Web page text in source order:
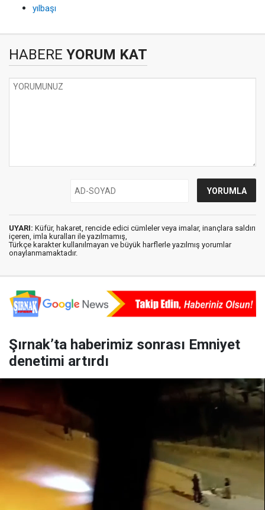
yılbaşı
HABERE YORUM KAT
UYARI: Küfür, hakaret, rencide edici cümleler veya imalar, inançlara saldırı
içeren, imla kuralları ile yazılmamış,
Türkçe karakter kullanılmayan ve büyük harflerle yazılmış yorumlar
onaylanmamaktadır.
Şırnak’ta haberimiz sonrası Emniyet
denetimi artırdı